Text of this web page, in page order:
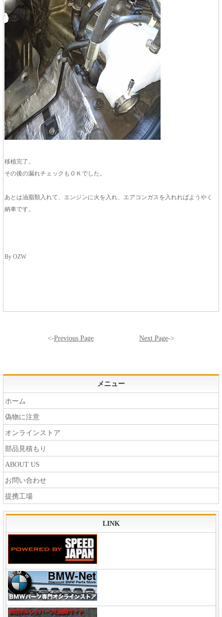
移植完了。
その後の漏れチェックもＯＫでした。
あとは油脂類入れて、エンジンに火を入れ、エアコンガスを入れればようやく
納車です。
By OZW
<-Previous Page Next Page->
メニュー
ホーム
偽物に注意
オンラインストア
部品見積もり
ABOUT US
お問い合わせ
提携工場
LINK